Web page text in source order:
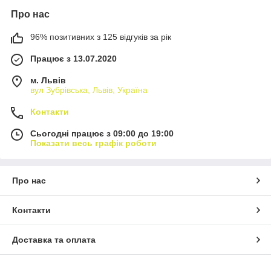
Про нас
96% позитивних з 125 відгуків за рік
Працює з 13.07.2020
м. Львів
вул Зубрівська, Львів, Україна
Контакти
Сьогодні працює з 09:00 до 19:00
Показати весь графік роботи
Про нас
Контакти
Доставка та оплата